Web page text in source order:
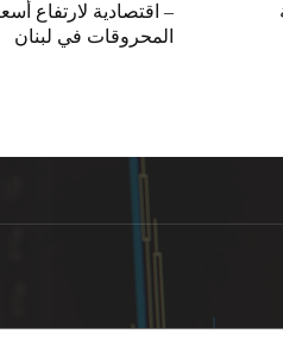
– اقتصادية لارتفاع
المحروقات في لبنان